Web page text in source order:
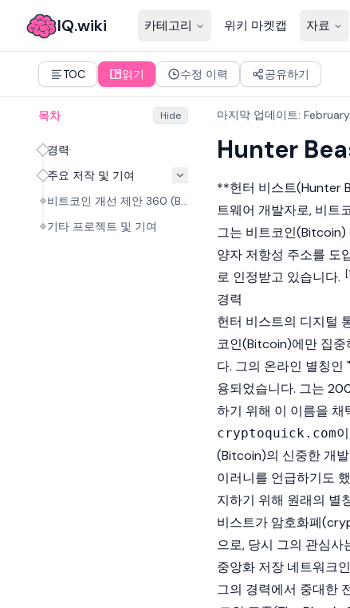
IQ.wiki 카테고리 위키 마켓캡 자료
TOC 읽기 수정 이력 공유하기
목차 Hide
경력
주요 저작 및 기여
비트코인 개선 제안 360 (BIP-360)
기타 프로젝트 및 기여
마지막 업데이트:
Hunter
**헌터 비스트(Hunter
트웨어 개발자로, 비트
그는 비트코인(Bitcoin)
양자 저항성 주소를 도
로 인정받고 있습니다.
경력
헌터 비스트의 디지털
코인(Bitcoin)에만 집
다. 그의 온라인 별칭
용되었습니다. 그는
하기 위해 이 이름을
cryptoquick.com
(Bitcoin)의 신중한 개
이러니를 언급하기도
지하기 위해 원래의 별
비스트가 암호화폐
으로, 당시 그의 관심사
중앙화 저장 네트워크인
그의 경력에서 중대한